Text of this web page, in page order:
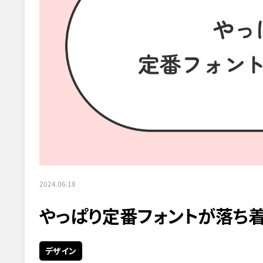
2024.06.18
やっぱり定番フォントが落ち
デザイン